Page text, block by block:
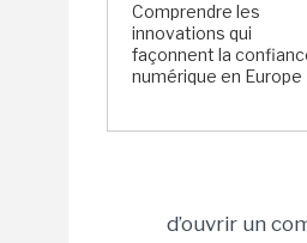
Comprendre les
innovations qui
façonnent la
numérique en Europe
d’ouvrir un